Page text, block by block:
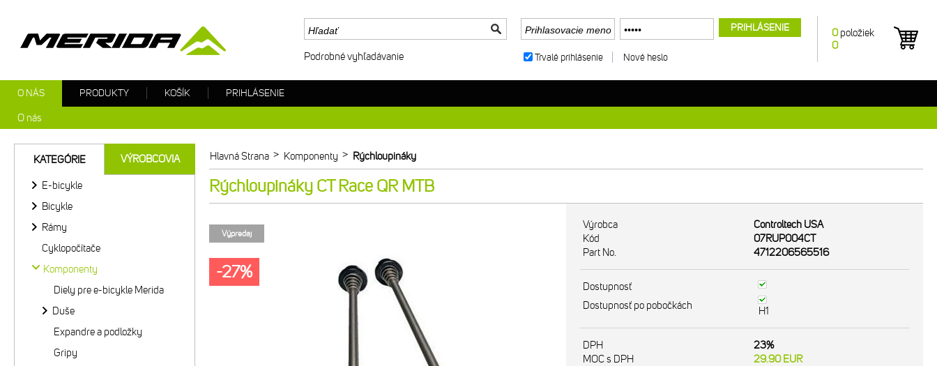
Hlavná Strana > Komponenty > Rýchloupináky
Rýchloupináky CT Race QR MTB
Výpredaj
-27%
Výrobca
Controltech USA
Kód
07RUP004CT
Part No.
4712206565516
Dostupnosť
Dostupnosť po pobočkách
H1
DPH
23%
MOC s DPH
29.90EUR
KATEGÓRIE VÝROBCOVIA
E-bicykle
Bicykle
Rámy
Cyklopočítače
Komponenty
Diely pre e-bicykle Merida
Duše
Expandre a podložky
Gripy
Podrobné vyhľadávanie
O NÁS
O nás
PRODUKTY KOŠÍK PRIHLÁSENIE
0 položiek
0
PRIHLÁSENIE
Trvalé prihlásenie Nové heslo